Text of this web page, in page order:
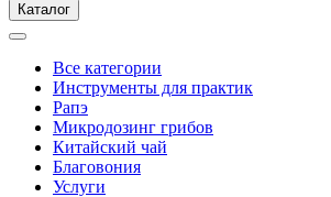
Каталог
Все категории
Инструменты для практик
Рапэ
Микродозинг грибов
Китайский чай
Благовония
Услуги